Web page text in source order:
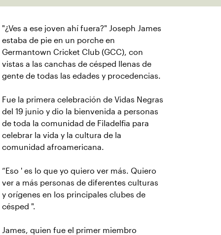
"¿Ves a ese joven ahí fuera?" Joseph James
estaba de pie en un porche en
Germantown Cricket Club (GCC), con
vistas a las canchas de césped llenas de
gente de todas las edades y procedencias.
Fue la primera celebración de Vidas Negras
del 19 junio y dio la bienvenida a personas
de toda la comunidad de Filadelfia para
celebrar la vida y la cultura de la
comunidad afroamericana.
“Eso ' es lo que yo quiero ver más. Quiero
ver a más personas de diferentes culturas
y orígenes en los principales clubes de
césped ".
James, quien fue el primer miembro